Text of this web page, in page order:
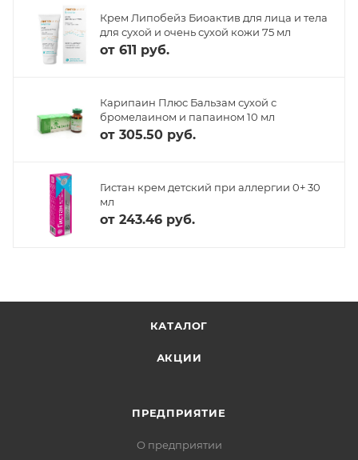
Крем Липобейз Биоактив для лица и тела
для сухой и очень сухой кожи 75 мл
от 611 руб.
Карипаин Плюс Бальзам сухой с
бромелаином и папаином 10 мл
от 305.50 руб.
Гистан крем детский при аллергии 0+ 30
мл
от 243.46 руб.
КАТАЛОГ
АКЦИИ
ПРЕДПРИЯТИЕ
О предприятии